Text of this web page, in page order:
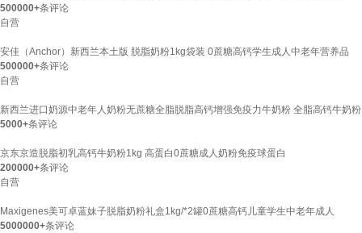
500000+条评论
自营
安佳（Anchor）新西兰本土版 脱脂奶粉1kg袋装 0蔗糖高钙学生成人中老年营养品
500000+条评论
自营
新西兰进口奶源中老年人奶粉无蔗糖全脂脱脂高钙增强免疫力牛奶粉 全脂高钙牛奶
5000+条评论
京东京造脱脂初乳高钙牛奶粉1kg 高蛋白0蔗糖成人奶粉免疫球蛋白
200000+条评论
自营
Maxigenes美可卓蓝妹子脱脂奶粉礼盒1kg/*2罐0蔗糖高钙儿童学生中老年成人
5000000+条评论